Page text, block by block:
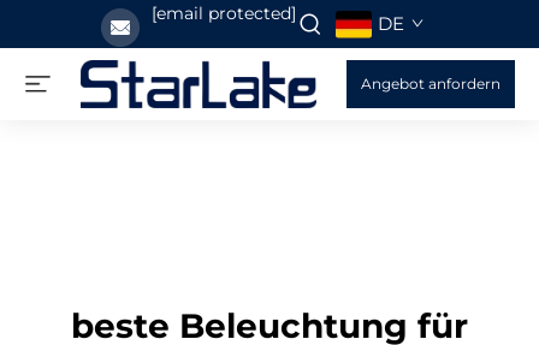
[email protected] DE
Angebot anfordern
beste Beleuchtung für